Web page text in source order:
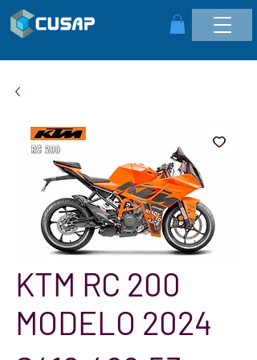
KTM RC 200
MODELO 2024